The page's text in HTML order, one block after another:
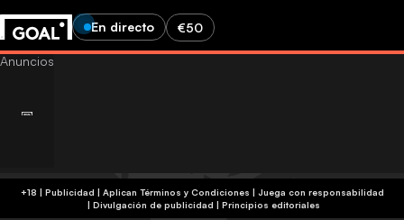
En directo €50
+18 | Publicidad | Aplican Términos y Condiciones | Juega con responsabilidad
| Divulgación de publicidad | Principios editoriales